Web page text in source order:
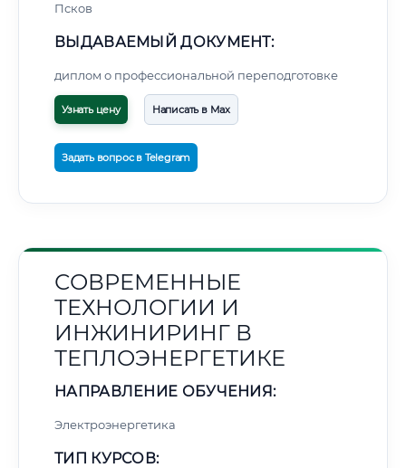
Псков
ВЫДАВАЕМЫЙ ДОКУМЕНТ:
диплом о профессиональной переподготовке
Узнать цену Написать в Max
Задать вопрос в Telegram
СОВРЕМЕННЫЕ
ТЕХНОЛОГИИ И
ИНЖИНИРИНГ В
ТЕПЛОЭНЕРГЕТИКЕ
НАПРАВЛЕНИЕ ОБУЧЕНИЯ:
Электроэнергетика
ТИП КУРСОВ: